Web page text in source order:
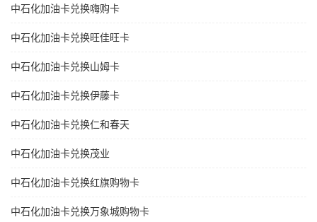
中石化加油卡兑换嗨购卡
中石化加油卡兑换旺佳旺卡
中石化加油卡兑换山姆卡
中石化加油卡兑换伊藤卡
中石化加油卡兑换仁和春天
中石化加油卡兑换茂业
中石化加油卡兑换红旗购物卡
中石化加油卡兑换万象城购物卡